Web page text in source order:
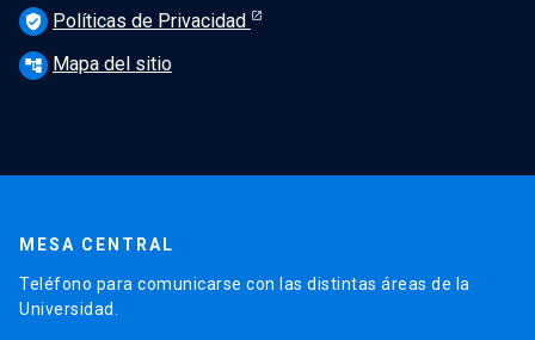
verified_user Políticas de Privacidad
account_tree Mapa del sitio
MESA CENTRAL
Teléfono para comunicarse con las distintas áreas de la
Universidad.